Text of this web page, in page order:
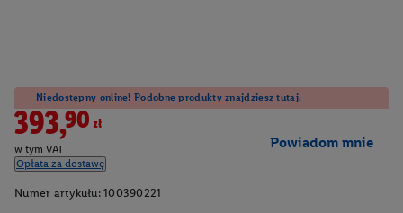
Niedostępny online! Podobne produkty znajdziesz tutaj.
393,90zł
w tym VAT
Opłata za dostawę
Powiadom mnie
Numer artykułu: 100390221